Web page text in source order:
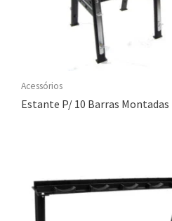
Acessórios
Estante P/ 10 Barras Montadas